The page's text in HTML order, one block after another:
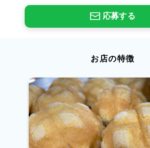
応募する
お店の特徴